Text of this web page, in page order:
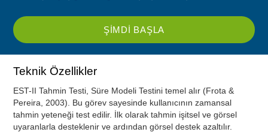
ŞIMDI BAŞLA
Teknik Özellikler
EST-II Tahmin Testi, Süre Modeli Testini temel alır (Frota &
Pereira, 2003). Bu görev sayesinde kullanıcının zamansal
tahmin yeteneği test edilir. İlk olarak tahmin işitsel ve görsel
uyaranlarla desteklenir ve ardından görsel destek azaltılır.